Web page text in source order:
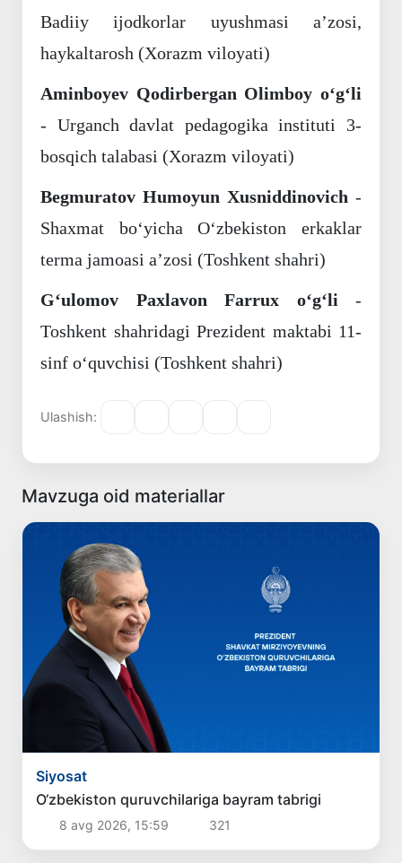
Badiiy ijodkorlar uyushmasi a’zosi,
haykaltarosh (Xorazm viloyati)
Aminboyev Qodirbergan Olimboy o‘g‘li
- Urganch davlat pedagogika instituti 3-
bosqich talabasi (Xorazm viloyati)
Begmuratov Humoyun Xusniddinovich -
Shaxmat bo‘yicha O‘zbekiston erkaklar
terma jamoasi a’zosi (Toshkent shahri)
G‘ulomov Paxlavon Farrux o‘g‘li -
Toshkent shahridagi Prezident maktabi 11-
sinf o‘quvchisi (Toshkent shahri)
Ulashish:
Mavzuga oid materiallar
Siyosat
O‘zbekiston quruvchilariga bayram tabrigi
8 avg 2026, 15:59 321